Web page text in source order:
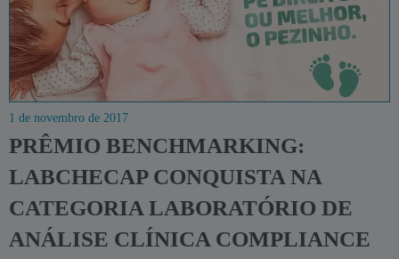
1 de novembro de 2017
PRÊMIO BENCHMARKING:
LABCHECAP CONQUISTA NA
CATEGORIA LABORATÓRIO DE
ANÁLISE CLÍNICA COMPLIANCE